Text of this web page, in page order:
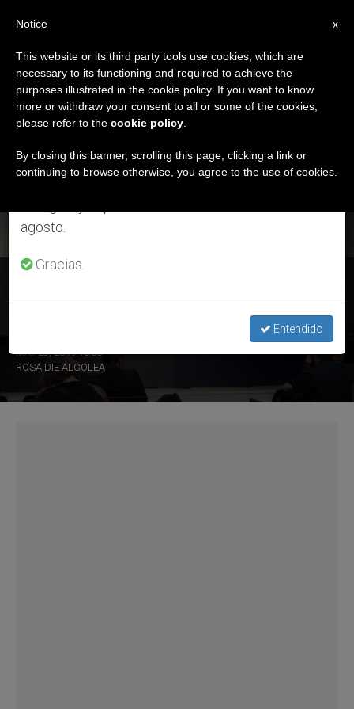
ETIQUETA
Posts Tagged ‘una
Casa Común’
ÚLTIMAS NOTICIAS
General de Caritas Internationalis
MAY 23, 2019 18:33
ROSA DIE ALCOLEA
×
Aviso importante
Del 27 de julio al 7 de agosto haremos la pausa
anual, aprovechando que en el periodo de verano
se generan menos informaciones y también el
agosto.
Gracias.
Entendido
x
Notice
This website or its third party tools use cookies, which are
necessary to its functioning and required to achieve the
purposes illustrated in the cookie policy. If you want to know
more or withdraw your consent to all or some of the cookies,
please refer to the cookie policy
By closing this banner, scrolling this page, clicking a link or
continuing to browse otherwise, you agree to the use of cookies.